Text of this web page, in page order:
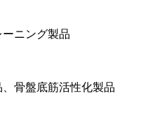
ニング製品
骨盤底筋活性化製品